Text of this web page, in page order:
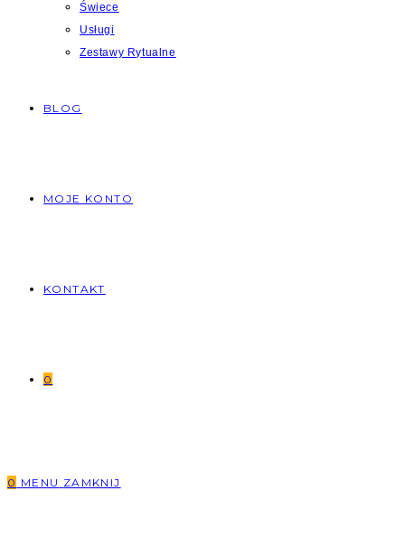
Świece
Usługi
Zestawy Rytualne
BLOG
MOJE KONTO
KONTAKT
0
0 MENU ZAMKNIJ